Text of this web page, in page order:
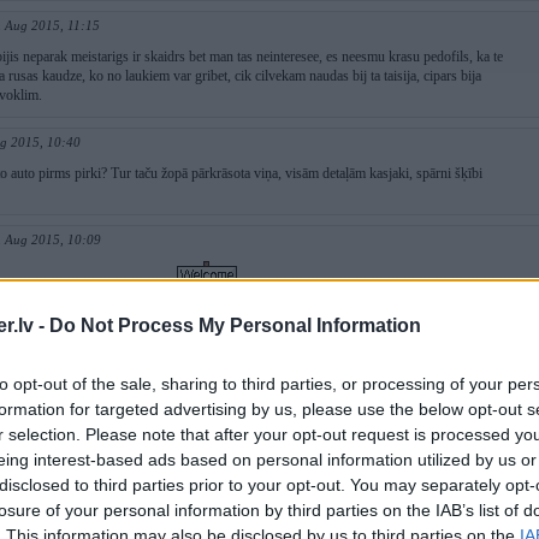
- Do Not Process My Personal Information
opt-out of the sale, sharing to third parties, or processing of your
for targeted advertising by us, please use the below opt-out
selection. Please note that after your opt-out request is processed
interest-based ads based on personal information utilized by us
to third parties prior to your opt-out. You may separately
of your personal information by third parties on the IAB’s list of
This information may also be disclosed by us to third parties on the
Aug 2015, 11:15
neparak meistarigs ir skaidrs bet man tas neinteresee, es neesmu krasu pedofils, ka te
rusas kaudze, ko no laukiem var gribet, cik cilvekam naudas bij ta taisija, cipars bija
2015, 10:40
auto pirms pirki? Tur taču žopā pārkrāsota viņa, visām detaļām kasjaki, spārni šķībi
Aug 2015, 10:09
tipa vecajiem klasiskajiem sportkresliem - aptuven ishadiem -
albums/b16/n0.../IMAG0077.jpg
2015, 08:56
Aug 2015, 08:08